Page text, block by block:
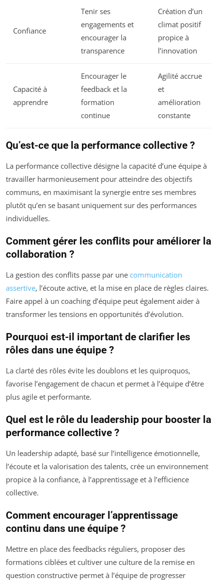
Confiance
Tenir ses
engagements et
encourager la
transparence
Création d’un
climat positif
propice à
l’innovation
Capacité à
apprendre
Encourager le
feedback et la
formation
continue
Agilité accrue
et
amélioration
constante
Qu’est-ce que la performance collective ?
La performance collective désigne la capacité d’une équipe à
travailler harmonieusement pour atteindre des objectifs
communs, en maximisant la synergie entre ses membres
plutôt qu’en se basant uniquement sur des performances
individuelles.
Comment gérer les conflits pour améliorer la
collaboration ?
La gestion des conflits passe par une communication
assertive, l’écoute active, et la mise en place de règles claires.
Faire appel à un coaching d’équipe peut également aider à
transformer les tensions en opportunités d’évolution.
Pourquoi est-il important de clarifier les
rôles dans une équipe ?
La clarté des rôles évite les doublons et les quiproquos,
favorise l’engagement de chacun et permet à l’équipe d’être
plus agile et performante.
Quel est le rôle du leadership pour booster la
performance collective ?
Un leadership adapté, basé sur l’intelligence émotionnelle,
l’écoute et la valorisation des talents, crée un environnement
propice à la confiance, à l’apprentissage et à l’efficience
collective.
Comment encourager l’apprentissage
continu dans une équipe ?
Mettre en place des feedbacks réguliers, proposer des
formations ciblées et cultiver une culture de la remise en
question constructive permet à l’équipe de progresser